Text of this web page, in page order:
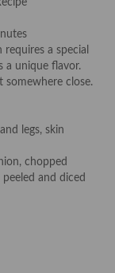
requires a special
a unique flavor.
somewhere close.
legs, skin
chopped
and diced